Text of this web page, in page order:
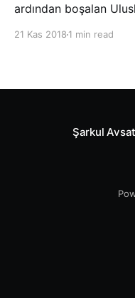
ardından boşalan
21 Kas 2018 1 min read
Şarkul